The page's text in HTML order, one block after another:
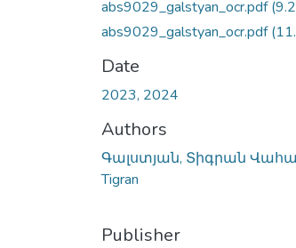
abs9029_galstyan_ocr.pdf
abs9029_galstyan_ocr.pdf
Date
2023, 2024
Authors
Գալստյան, Տիգրան
Tigran
Publisher